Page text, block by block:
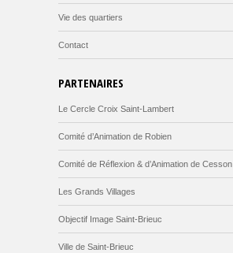
Vie des quartiers
Contact
PARTENAIRES
Le Cercle Croix Saint-Lambert
Comité d’Animation de Robien
Comité de Réflexion & d’Animation de Cesson
Les Grands Villages
Objectif Image Saint-Brieuc
Ville de Saint-Brieuc